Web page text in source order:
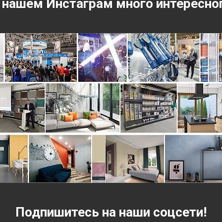
Инстаграм много
Подпишитесь на наши соцсети!